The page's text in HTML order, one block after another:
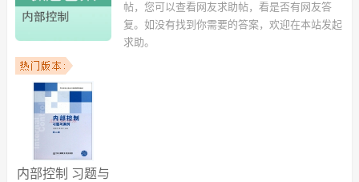
帖，您可以查看网友求助帖，看是否有网友答
复。如没有找到你需要的答案，欢迎在本站发起
求助。
内部控制 习题与